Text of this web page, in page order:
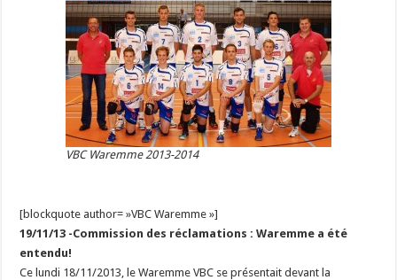
VBC Waremme 2013-2014
[blockquote author= »VBC Waremme »]
19/11/13 -Commission des réclamations : Waremme a été
entendu!
Ce lundi 18/11/2013, le Waremme VBC se présentait devant la